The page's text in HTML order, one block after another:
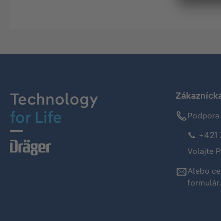
Technology
for Life
📞
Volajte
Alebo
formulár.